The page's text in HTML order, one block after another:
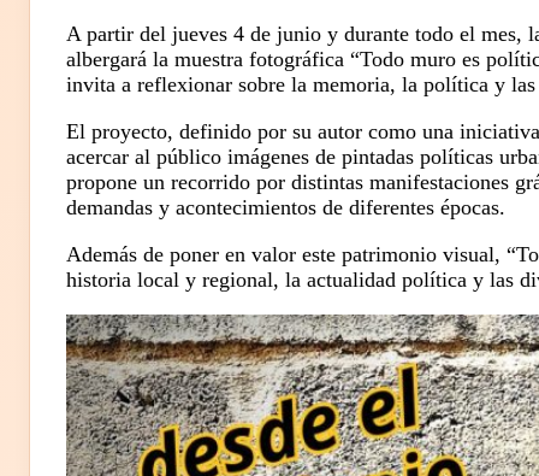
A partir del jueves 4 de junio y durante todo el
albergará la muestra fotográfica “Todo muro es
invita a reflexionar sobre la memoria, la política y las
El proyecto, definido por su autor como una
acercar al público imágenes de pintadas políticas
propone un recorrido por distintas manifestaciones
demandas y acontecimientos de diferentes épocas.
Además de poner en valor este patrimonio visual,
historia local y regional, la actualidad política y las